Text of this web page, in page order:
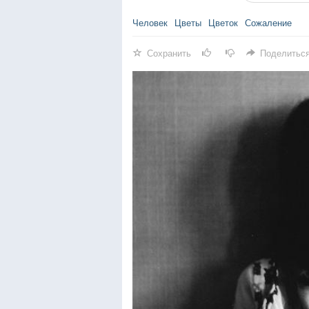
Человек Цветы Цветок Сожаление
Сохранить